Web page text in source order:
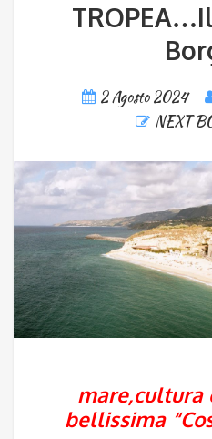
2 Agosto 2024
NEXT
mare,cultura
bellissima